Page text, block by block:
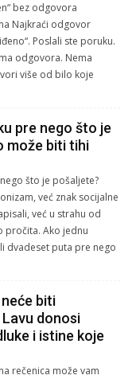
bez odgovora
Najkraći odgovor
Poslali ste poruku.
odgovora. Nema
više od bilo koje
pre nego što je
može biti tihi
što je pošaljete?
već znak socijalne
već u strahu od
pročita. Ako jednu
dvadeset puta pre nego
biti
donosi
i istine koje
rečenica može vam